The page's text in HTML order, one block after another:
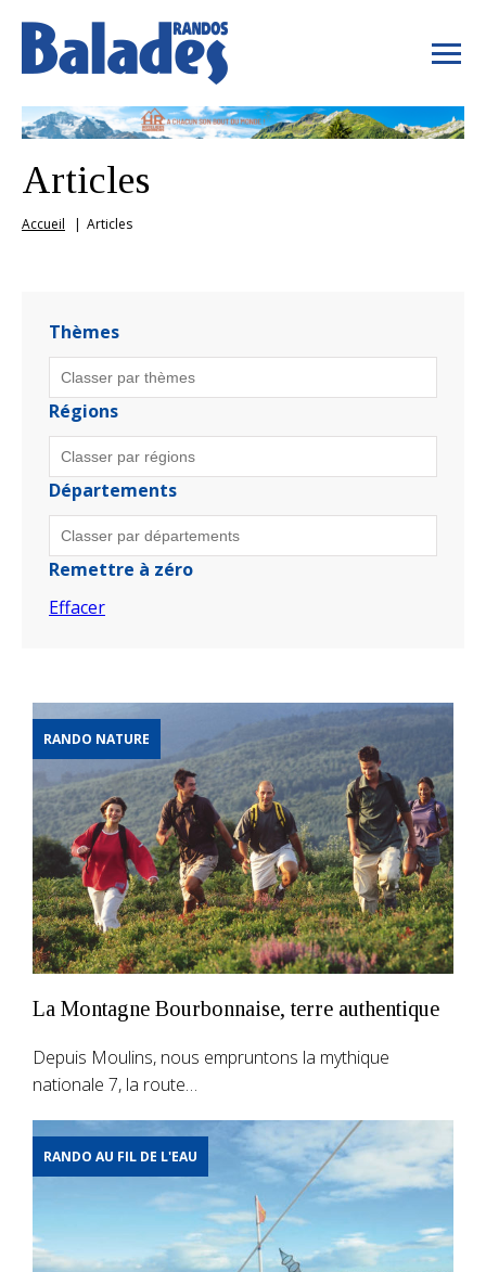
Articles
Accueil Articles
Thèmes
Régions
Départements
Remettre à zéro
Effacer
RANDO NATURE
La Montagne Bourbonnaise, terre authentique
Depuis Moulins, nous empruntons la mythique
nationale 7, la route…
RANDO AU FIL DE L'EAU